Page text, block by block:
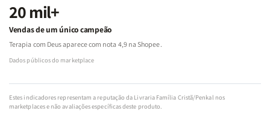
20 mil+
Vendas de um único campeão
Terapia com Deus aparece com nota 4,9 na Shopee.
Dados públicos do marketplace
Estes indicadores representam a reputação da Livraria Família Cristã/Penkal nos
marketplaces e não avaliações específicas deste produto.